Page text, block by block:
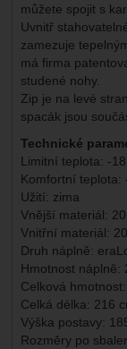
můžete spojit s
Uvnitř
zamezuje
má firma
studené nohy.
Zip je na levé
spacák jsou
Technické
Limitní teplota: -18
Komfortní teplota:
Užití: zima
Vnější materiál:
Vnitřní materiál:
Druh náplně:
Hmotnost náplně:
Celková
Celká délka: 216
Výška postavy:
Rozměry po